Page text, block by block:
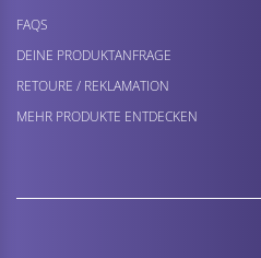
FAQS
DEINE PRODUKTANFRAGE
RETOURE / REKLAMATION
MEHR PRODUKTE ENTDECKEN